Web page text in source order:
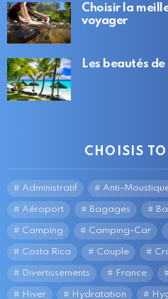
Choisir la
voyager
Les beautés
CHOISIS
Administratif Anti-
Aéroport Bagages
Camping Camping-Car
Costa Rica Couple
Divertissements France
Hiver Hydratation